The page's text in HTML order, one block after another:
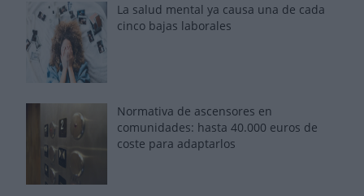
La salud mental ya causa una de cada
cinco bajas laborales
Normativa de ascensores en
comunidades: hasta 40.000 euros de
coste para adaptarlos